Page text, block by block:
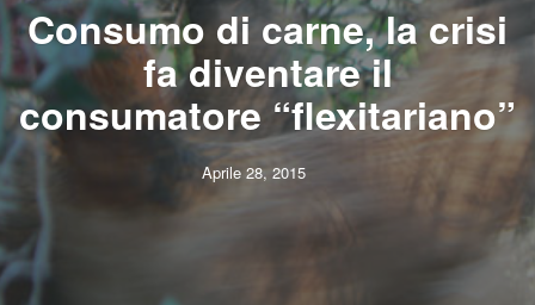
Consumo di carne, la crisi
fa diventare il
consumatore “flexitariano”
Aprile 28, 2015